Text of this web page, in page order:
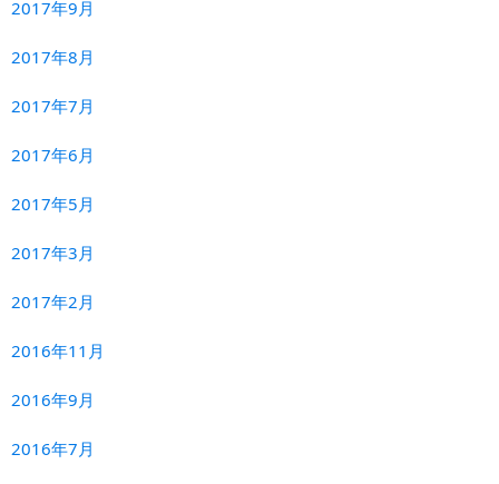
2017年9月
2017年8月
2017年7月
2017年6月
2017年5月
2017年3月
2017年2月
2016年11月
2016年9月
2016年7月